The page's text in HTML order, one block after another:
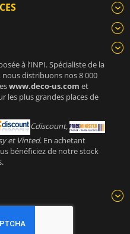
à l’INPI. Spécialiste de la
distribuons nos 8 000
www.deco-us.com et
les plus grandes places de
Cdiscount,
et Vinted. En achetant
bénéficiez de notre stock